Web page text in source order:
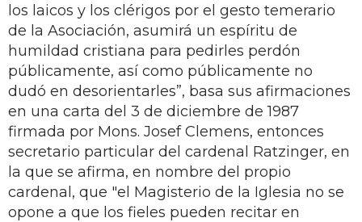
los laicos y los clérigos por el gesto temerario
de la Asociación, asumirá un espíritu de
humildad cristiana para pedirles perdón
públicamente, así como públicamente no
dudó en desorientarles”, basa sus afirmaciones
en una carta del 3 de diciembre de 1987
firmada por Mons. Josef Clemens, entonces
secretario particular del cardenal Ratzinger, en
la que se afirma, en nombre del propio
cardenal, que "el Magisterio de la Iglesia no se
opone a que los fieles pueden recitar en